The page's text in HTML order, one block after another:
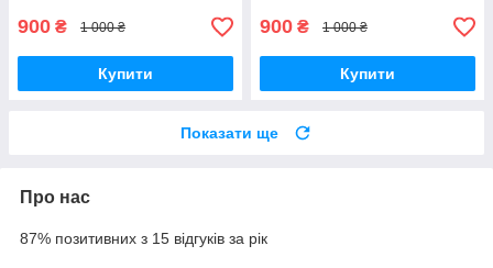
900 ₴ 1 000 ₴
Купити
900 ₴ 1 000 ₴
Купити
Показати ще
Про нас
87% позитивних з 15 відгуків за рік